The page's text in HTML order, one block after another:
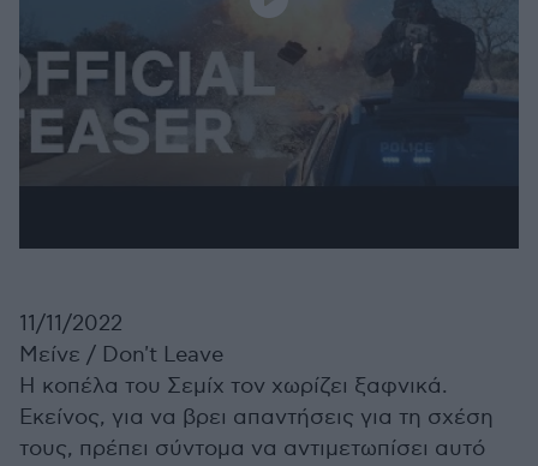
11/11/2022
Μείνε / Don't Leave
Η κοπέλα του Σεμίχ τον χωρίζει ξαφνικά.
Εκείνος, για να βρει απαντήσεις για τη σχέση
τους, πρέπει σύντομα να αντιμετωπίσει αυτό